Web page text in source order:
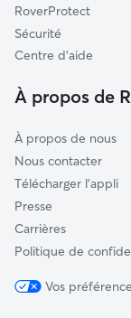
Saint-Martin-
Le Puy-Notre-
RoverProtect
Sécurité
Centre d'aide
À propos de
À propos de nous
Nous contacter
Télécharger l'appli
Presse
Carrières
Politique de
Vos